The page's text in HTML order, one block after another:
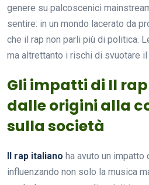
genere su palcoscenici
sentire: in un mondo lacerato da
che il rap non parli più di politica.
ma altrettanto i rischi di svuotare
Gli impatti di Il
dalle origini alla
sulla società
Il rap italiano ha avuto un
influenzando non solo la musica